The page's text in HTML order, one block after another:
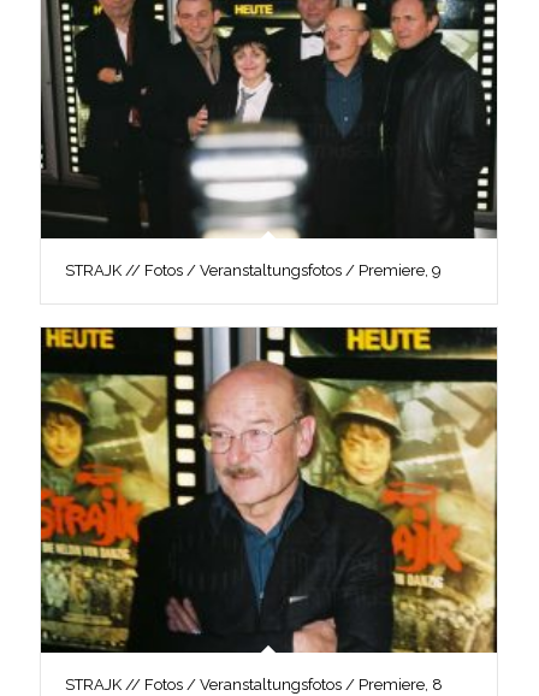
STRAJK // Fotos / Veranstaltungsfotos / Premiere, 9
STRAJK // Fotos / Veranstaltungsfotos / Premiere, 8